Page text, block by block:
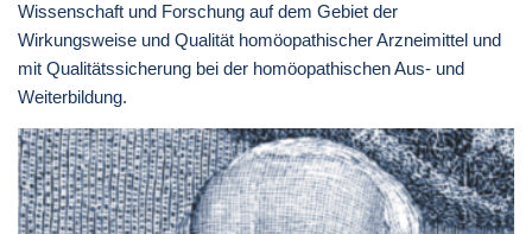
Wissenschaft und Forschung auf dem Gebiet der
Wirkungsweise und Qualität homöopathischer Arzneimittel und
mit Qualitätssicherung bei der homöopathischen Aus- und
Weiterbildung.